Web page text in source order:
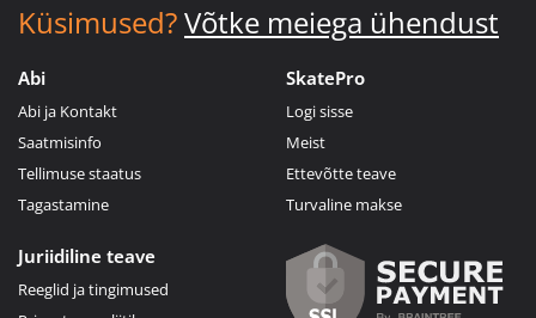
Küsimused?Võtke meiega ühendust
Abi
Abi ja Kontakt
Saatmisinfo
Tellimuse staatus
Tagastamine
SkatePro
Logi sisse
Meist
Ettevõtte teave
Turvaline makse
Juriidiline teave
Reeglid ja tingimused